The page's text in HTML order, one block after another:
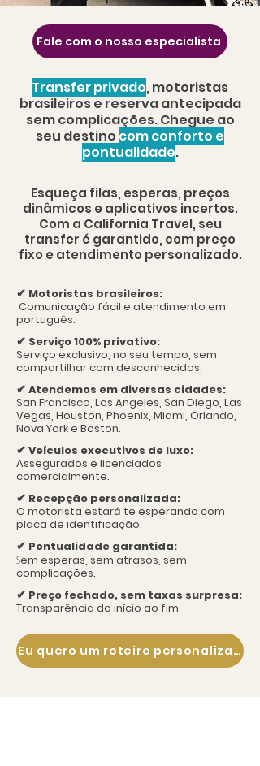
Fale com o nosso especialista
Transfer privado, motoristas
brasileiros e reserva antecipada
sem complicações. Chegue ao
seu destino comconforto e
pontualidade.
Esqueça filas, esperas, preços
dinâmicos e aplicativos incertos.
Com a California Travel, seu
transfer é garantido, com preço
fixo e atendimento personalizado.
✔ Motoristas brasileiros:
Comunicação fácil e atendimento em
português.
✔ Serviço 100% privativo:
Serviço exclusivo, no seu tempo, sem
compartilhar com desconhecidos.
✔ Atendemos em diversas cidades:
San Francisco, Los Angeles, San Diego, Las
Vegas, Houston, Phoenix, Miami, Orlando,
Nova York e Boston.
✔ Veículos executivos de luxo:
Assegurados e licenciados
comercialmente.
✔ Recepção personalizada:
O motorista estará te esperando com
placa de identificação.
✔ Pontualidade garantida:
Sem esperas, sem atrasos, sem
complicações.
✔ Preço fechado, sem taxas surpresa:
Transparência do início ao fim.
Eu quero um roteiro personalizado